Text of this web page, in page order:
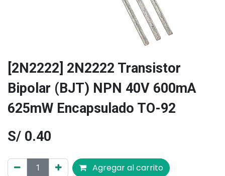
[2N2222] 2N2222 Transistor
Bipolar (BJT) NPN 40V 600mA
625mW Encapsulado TO-92
S/ 0.40
Agregar al carrito